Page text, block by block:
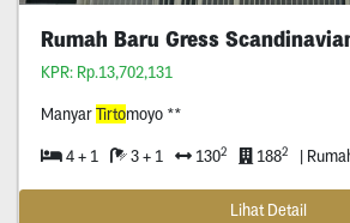
Rumah Baru Gress
KPR: Rp.13,702,131
ManyarTirtomoyo **
4 + 1 3 + 1 1302 1882 |
Lihat Detail